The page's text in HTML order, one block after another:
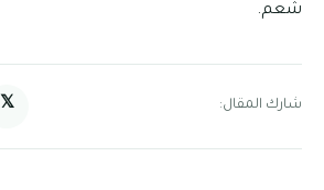
شعم.
شارك المقال: 𝕏